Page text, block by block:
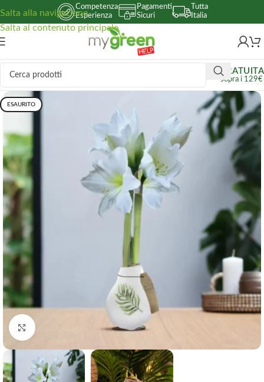
Salta alla navigazione
Salta al contenuto principale
Competenza
Esperienza
Pagamenti
Sicuri
Tutta
Italia
GRATUITA
sopra i 129€
ESAURITO
Clicca per ingrandire